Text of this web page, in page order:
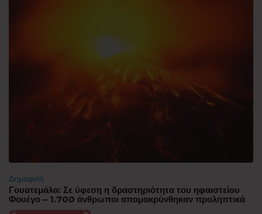
Δημοφιλή
Γουατεμάλα: Σε ύφεση η δραστηριότητα του ηφαιστείου
Φουέγο – 1.700 άνθρωποι απομακρύνθηκαν προληπτικά